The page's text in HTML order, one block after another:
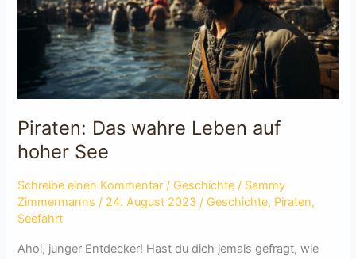
Piraten: Das wahre Leben auf
hoher See
Schreibe einen Kommentar / Geschichte / Sammy
Zimmermanns/ 24. August 2023/ Geschichte, Piraten,
Seefahrt
Ahoi, junger Entdecker! Hast du dich jemals gefragt, wie